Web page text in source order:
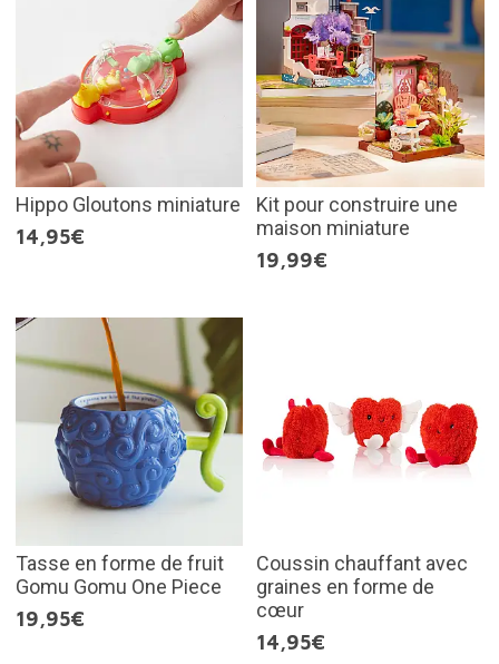
Hippo Gloutons miniature
14,95€
Kit pour construire une
maison miniature
19,99€
Tasse en forme de fruit
Gomu Gomu One Piece
19,95€
Coussin chauffant avec
graines en forme de
cœur
14,95€